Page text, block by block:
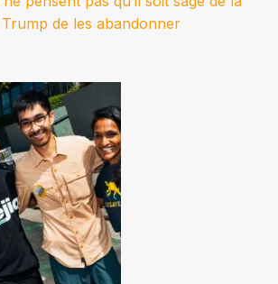
de les abandonner